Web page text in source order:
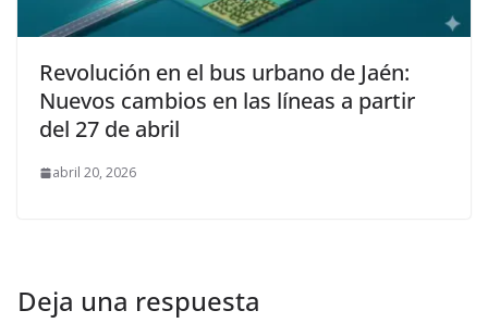
Revolución en el bus urbano de Jaén:
Nuevos cambios en las líneas a partir
del 27 de abril
abril 20, 2026
Deja una respuesta